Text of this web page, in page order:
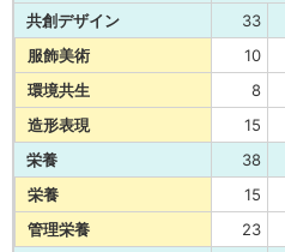
共創デザイン
33
服飾美術
10
環境共生
8
造形表現
15
栄養
38
栄養
15
管理栄養
23